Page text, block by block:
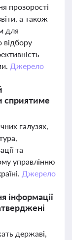
прозорості
а також
для
відбору
Джерело
сприятиме
галузях,
та
управлінню
Джерело
інформації
державі,